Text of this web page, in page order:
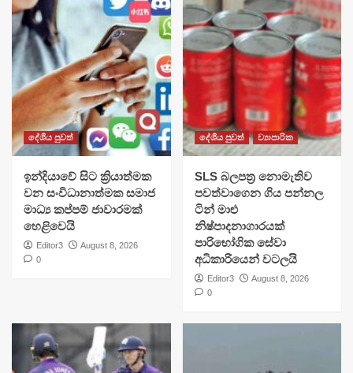
දේශීය පුවත්
​ඉන්දියාවේ සිට ක්‍රියාත්මක
වන සංවිධානාත්මක සමාජ
මාධ්‍ය කප්පම් ජාවාරමක්
හෙළිවෙයි
Editor3
August 8, 2026
0
දේශීය පුවත් ව්‍යාපාරික
SLS බලපත්‍ර නොමැතිව
පවත්වාගෙන ගිය පන්නල
ටින් මාළු
නිෂ්පාදනාගාරයක්
පාරිභෝගික සේවා
අධිකාරියෙන් වටලයි
Editor3
August 8, 2026
0